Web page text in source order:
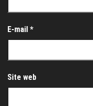
E-mail *
Site web